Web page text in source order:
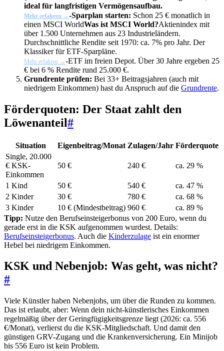
ideal für langfristigen Vermögensaufbau.
Mehr erfahren →-Sparplan starten: Schon 25 € monatlich in
einen MSCI WorldWas ist MSCI World?Aktienindex mit
über 1.500 Unternehmen aus 23 Industrieländern.
Durchschnittliche Rendite seit 1970: ca. 7% pro Jahr. Der
Klassiker für ETF-Sparpläne.
Mehr erfahren →-ETF im freien Depot. Über 30 Jahre ergeben 25
€ bei 6 % Rendite rund 25.000 €.
Grundrente prüfen: Bei 33+ Beitragsjahren (auch mit
niedrigem Einkommen) hast du Anspruch auf die Grundrente.
Förderquoten: Der Staat zahlt den
Löwenanteil#
Situation Eigenbeitrag/Monat Zulagen/Jahr Förderquote
Single, 20.000
€ KSK-
Einkommen
50 € 240 € ca. 29 %
1 Kind 50 € 540 €
ca. 47 %
2 Kinder
30 € 780 €
ca. 68 %
3 Kinder
10 € (Mindestbeitrag) 960 €
ca. 89 %
Tipp: Nutze den Berufseinsteigerbonus von 200 Euro, wenn du
gerade erst in die KSK aufgenommen wurdest. Details:
Berufseinsteigerbonus. Auch die Kinderzulage ist ein enormer
Hebel bei niedrigem Einkommen.
KSK und Nebenjob: Was geht, was nicht?
#
Viele Künstler haben Nebenjobs, um über die Runden zu kommen.
Das ist erlaubt, aber: Wenn dein nicht-künstlerisches Einkommen
regelmäßig über der Geringfügigkeitsgrenze liegt (2026: ca. 556
€/Monat), verlierst du die KSK-Mitgliedschaft. Und damit den
günstigen GRV-Zugang und die Krankenversicherung. Ein Minijob
bis 556 Euro ist kein Problem.